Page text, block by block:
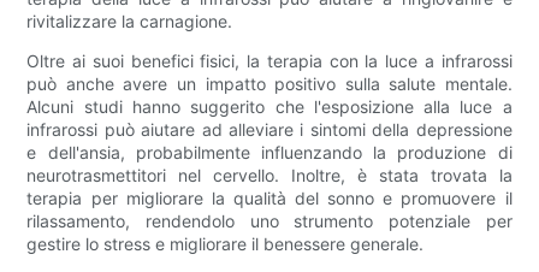
rivitalizzare la carnagione.
Oltre ai suoi benefici fisici, la terapia con la luce a infrarossi
può anche avere un impatto positivo sulla salute mentale.
Alcuni studi hanno suggerito che l'esposizione alla luce a
infrarossi può aiutare ad alleviare i sintomi della depressione
e dell'ansia, probabilmente influenzando la produzione di
neurotrasmettitori nel cervello. Inoltre, è stata trovata la
terapia per migliorare la qualità del sonno e promuovere il
rilassamento, rendendolo uno strumento potenziale per
gestire lo stress e migliorare il benessere generale.